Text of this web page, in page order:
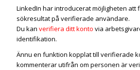
LinkedIn har introducerat möjligheten att
sökresultat på verifierade användare.
Du kan verifiera ditt konto via
identifikation.
Ännu en funktion kopplat till verifierade
kommenterar utifrån om personen är